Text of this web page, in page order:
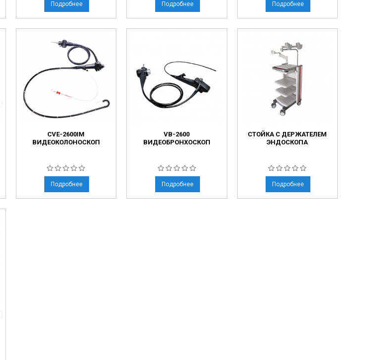
Подробнее Подробнее Подробнее
CVE-2600IM
ВИДЕОКОЛОНОСКОП
Подробнее
VB-2600
ВИДЕОБРОНХОСКОП
Подробнее
СТОЙКА С ДЕРЖАТЕЛЕМ
ЭНДОСКОПА
Подробнее